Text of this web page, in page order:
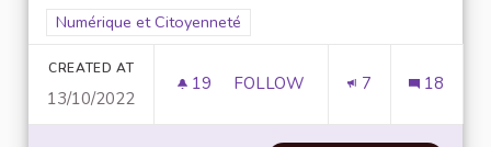
Filter results for scope: Numérique et Citoyenneté
Numérique et Citoyenneté
CREATED AT
13/10/2022
19 19 FOLLOWERS
FOLLOW 7 18